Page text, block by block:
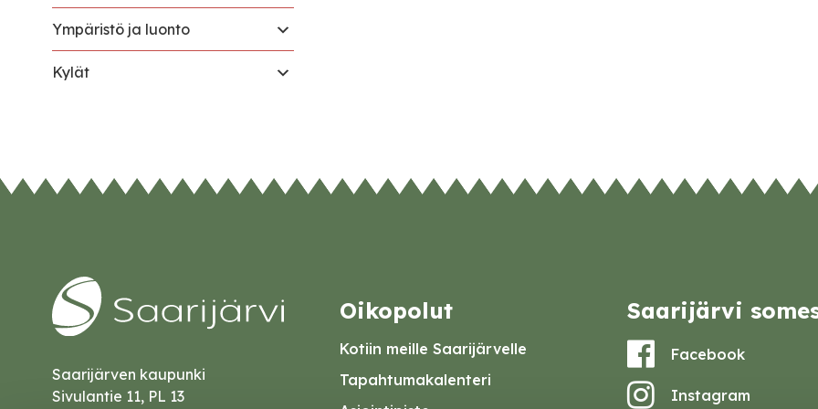
Ympäristö ja luonto
Kylät
Saarijärven kaupunki
Sivulantie 11, PL 13
Oikopolut
Kotiin meille Saarijärvelle
Tapahtumakalenteri
Saarijärvi
Facebook
Instagram